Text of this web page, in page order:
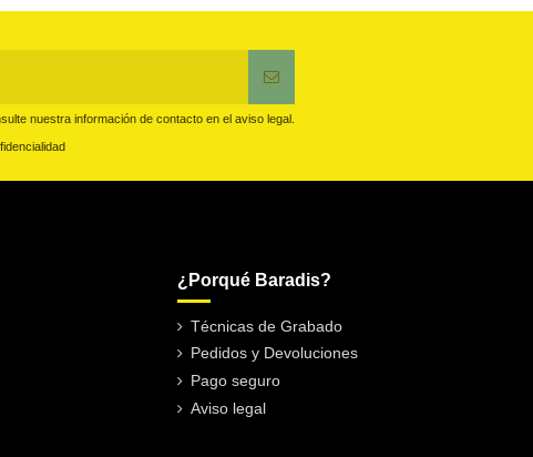
nuestra información de contacto en el aviso legal.
¿Porqué Baradis?
Técnicas de Grabado
Pedidos y Devoluciones
Pago seguro
Aviso legal